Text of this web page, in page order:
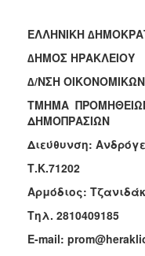
2020
2019
2018
2017
ΕΛΛΗΝΙΚΗ
∆ΗΜΟΣ ΗΡΑΚΛΕΙΟΥ
∆/ΝΣΗ
ΤΜΗΜΑ
ΔΗΜΟΠΡΑΣΙΩΝ
Διεύθυνση:
Τ.Κ.71202
Αρμόδιος:
Τηλ. 2810409185
E-mail: